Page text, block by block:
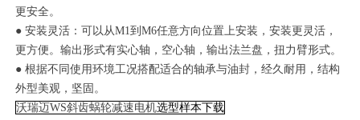
更安全。
● 安装灵活：可以从M1到M6任意方向位置上安装，安装更灵活，
更方便。输出形式有实心轴，空心轴，输出法兰盘，扭力臂形式。
● 根据不同使用环境工况搭配适合的轴承与油封，经久耐用，结构
外型美观，坚固。
沃瑞迈WS斜齿蜗轮减速电机选型样本下载